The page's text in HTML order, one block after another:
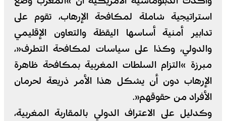
استراتيجية شاملة لمكافحة الإرهاب، تقوم على
تدابير أمنية أساسها اليقظة والتعاون الإقليمي
والدولي، وكذا على سياسات لمكافحة التطرف«،
مبرزة »التزام السلطات المغربية بمكافحة ظاهرة
الإرهاب دون أن يشكل هذا الأمر ذريعة لحرمان
الأفراد من حقوقهم«.
وكدليل على الاعتراف الدولي بالمقاربة المغربية،